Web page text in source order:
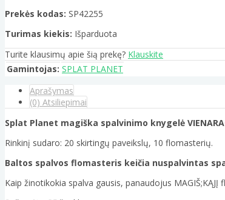
Prekės kodas: SP42255
Turimas kiekis: Išparduota
Turite klausimų apie šią prekę? Klauskite
Gamintojas: SPLAT PLANET
Aprašymas
(0) Atsiliepimai
Splat Planet magiška spalvinimo knygelė
Rinkinį sudaro: 20 skirtingų paveikslų, 10 flomasterių.
Baltos spalvos flomasteris keičia nuspalvintas
Kaip žinotikokia spalva gausis, panaudojus